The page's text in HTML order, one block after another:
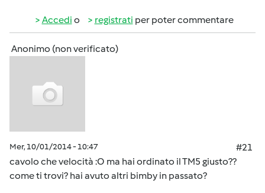
Accedi o registrati per poter commentare
Anonimo (non verificato)
Mer, 10/01/2014 - 10:47
#21
cavolo che velocità :O ma hai ordinato il TM5 giusto??
come ti trovi? hai avuto altri bimby in passato?